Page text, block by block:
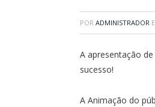
POR ADMINISTRADOR
A apresentação
sucesso!
A Animação do